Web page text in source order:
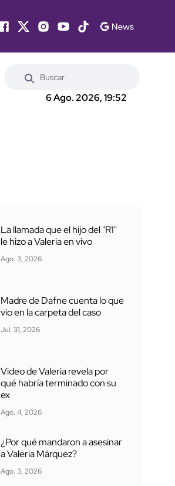
6 Ago. 2026, 19:52
La llamada que el hijo del "R1"
le hizo a Valeria en vivo
Ago. 3, 2026
Madre de Dafne cuenta lo que
vio en la carpeta del caso
Jul. 31, 2026
Video de Valeria revela por
qué habría terminado con su
ex
Ago. 4, 2026
¿Por qué mandaron a asesinar
a Valeria Márquez?
Ago. 3, 2026